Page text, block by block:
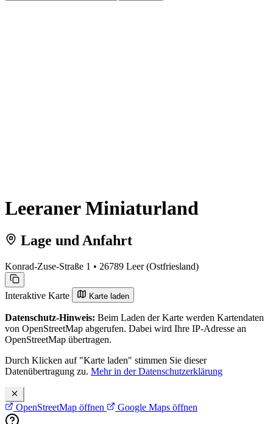
Leeraner Miniaturland
Lage und Anfahrt
Konrad-Zuse-Straße 1 • 26789 Leer (Ostfriesland)
Interaktive Karte Karte laden
Datenschutz-Hinweis: Beim Laden der Karte werden Kartendaten
von OpenStreetMap abgerufen. Dabei wird Ihre IP-Adresse an
OpenStreetMap übertragen.
Durch Klicken auf "Karte laden" stimmen Sie dieser
Datenübertragung zu. Mehr in der Datenschutzerklärung
OpenStreetMap öffnen Google Maps öffnen